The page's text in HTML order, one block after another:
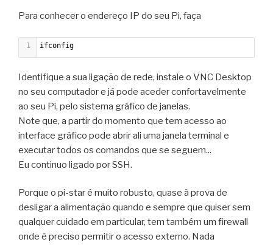
Para conhecer o endereço IP do seu Pi, faça
1 ifconfig
Identifique a sua ligação de rede, instale o VNC Desktop
no seu computador e já pode aceder confortavelmente
ao seu Pi, pelo sistema gráfico de janelas.
Note que, a partir do momento que tem acesso ao
interface gráfico pode abrir ali uma janela terminal e
executar todos os comandos que se seguem...
Eu continuo ligado por SSH.
Porque o pi-star é muito robusto, quase à prova de
desligar a alimentação quando e sempre que quiser sem
qualquer cuidado em particular, tem também um firewall
onde é preciso permitir o acesso externo. Nada